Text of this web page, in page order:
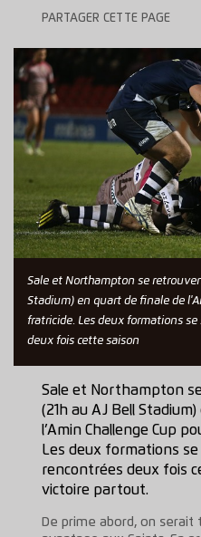
PARTAGER CETTE PAGE
Sale et Northampton se
Stadium) en quart de finale de
fratricide. Les deux formations
deux fois cette saison
Sale et Northampton
(21h au AJ Bell
l’Amin Challenge Cup
Les deux formations
rencontrées deux fois
victoire partout.
De prime abord, on